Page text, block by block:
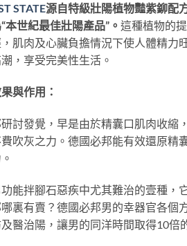
STATE源自特級壯陽植物豔紫鉚配
本世紀最佳壯陽產品”。 這種植物的
肌肉及心臟負擔情況下使人體精力
，享受完美性生活。
與作用：
討發覺，早是由於精囊口肌肉收縮
吹灰之力。德國必邦能有效還原
能拌腳石惡疾中尤其難治的壹種
裏有賣？德國必邦男的幸器官各個
醫治陽，讓男的同洋時間取得10倍